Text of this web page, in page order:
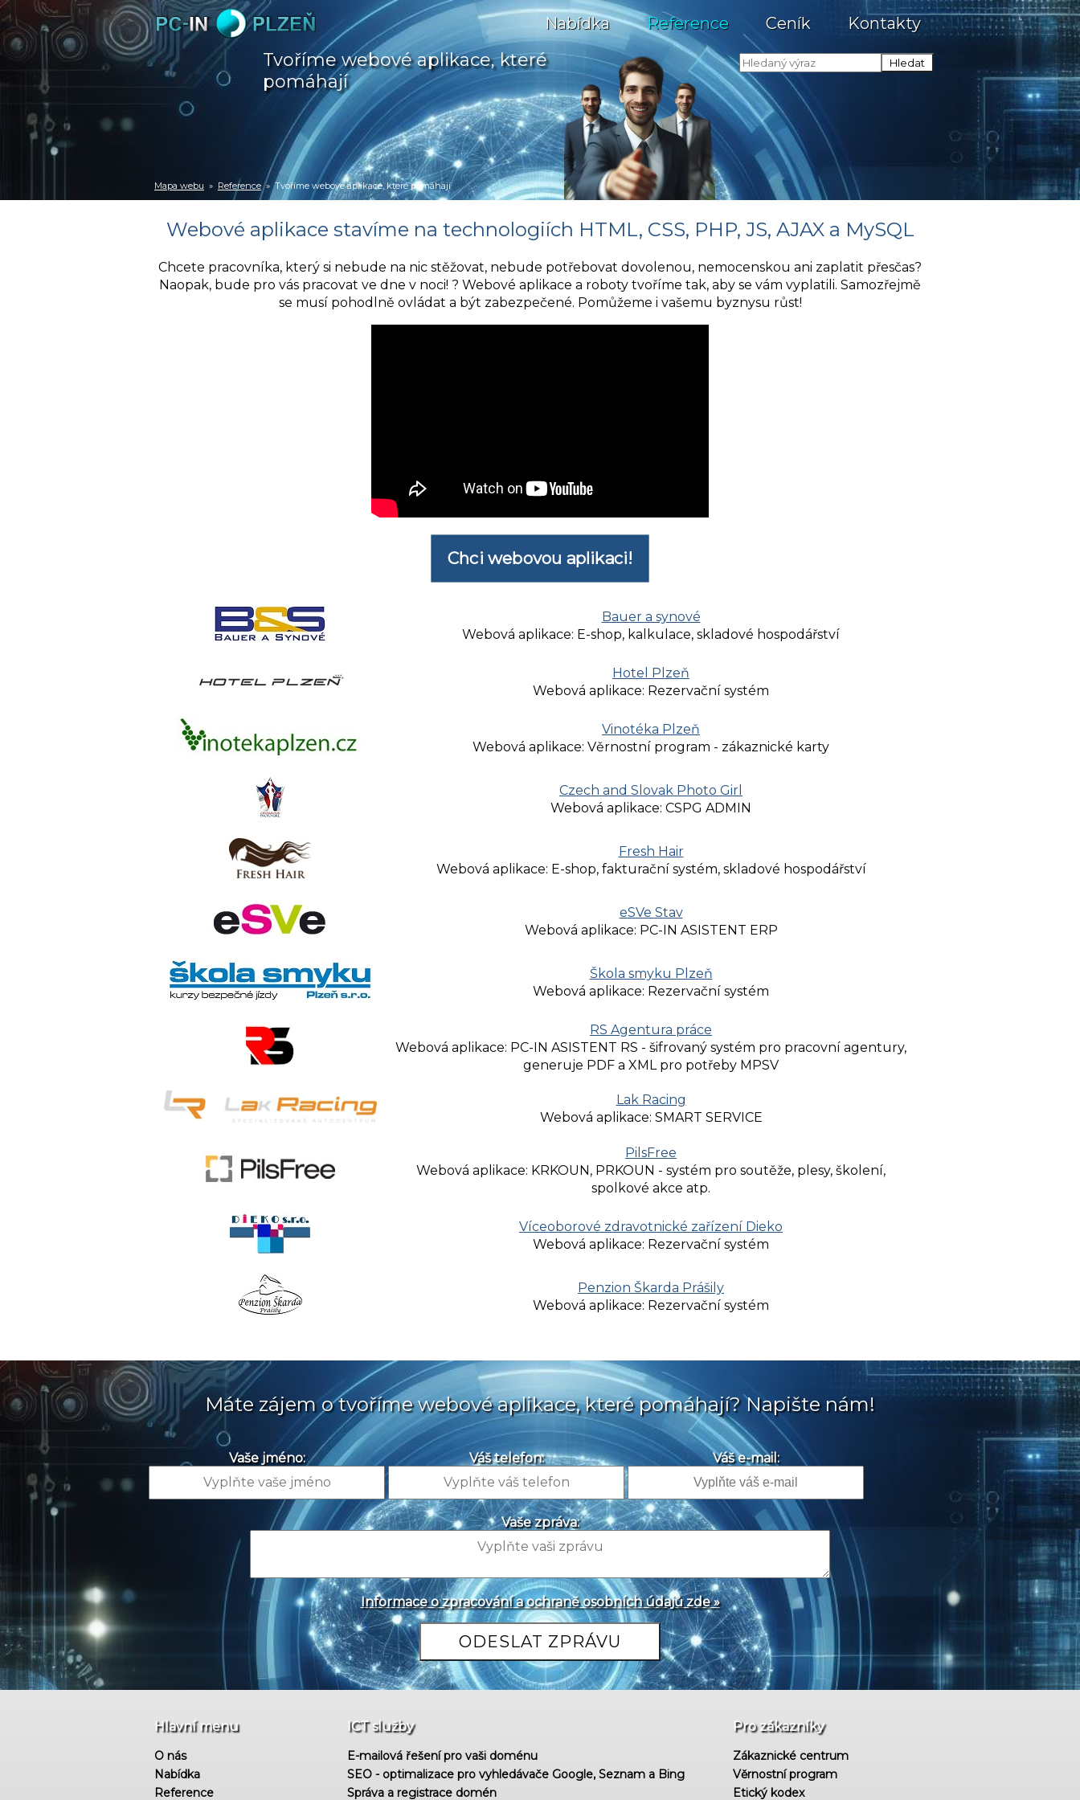
Nabídka Reference Ceník Kontakty
Tvoříme webové aplikace, které
pomáhají
Mapa webu » Reference» Tvoříme webové aplikace, které pomáhají
Webové aplikace stavíme na technologiích HTML, CSS, PHP, JS, AJAX a MySQL
Chcete pracovníka, který si nebude na nic stěžovat, nebude potřebovat dovolenou, nemocenskou ani zaplatit přesčas?
Naopak, bude pro vás pracovat ve dne v noci! ? Webové aplikace a roboty tvoříme tak, aby se vám vyplatili. Samozřejmě
se musí pohodlně ovládat a být zabezpečené. Pomůžeme i vašemu byznysu růst!
Chci webovou aplikaci!
Bauer a synové
Webová aplikace: E-shop, kalkulace, skladové hospodářství
Hotel Plzeň
Webová aplikace: Rezervační systém
Vinotéka Plzeň
Webová aplikace: Věrnostní program - zákaznické karty
Czech and Slovak Photo Girl
Webová aplikace: CSPG ADMIN
Fresh Hair
Webová aplikace: E-shop, fakturační systém, skladové hospodářství
eSVe Stav
Webová aplikace: PC-IN ASISTENT ERP
Škola smyku Plzeň
Webová aplikace: Rezervační systém
RS Agentura práce
Webová aplikace: PC-IN ASISTENT RS - šifrovaný systém pro pracovní agentury,
generuje PDF a XML pro potřeby MPSV
Lak Racing
Webová aplikace: SMART SERVICE
PilsFree
Webová aplikace: KRKOUN, PRKOUN - systém pro soutěže, plesy, školení,
spolkové akce atp.
Víceoborové zdravotnické zařízení Dieko
Webová aplikace: Rezervační systém
Penzion Škarda Prášily
Webová aplikace: Rezervační systém
Máte zájem o tvoříme webové aplikace, které pomáhají? Napište nám!
Vaše jméno: Váš telefon: Váš e-mail:
Vaše zpráva:
Informace o zpracování a ochraně osobních údajů zde »
Hlavní menu
O nás
Nabídka
Reference
ICT služby
E-mailová řešení pro vaši doménu
SEO - optimalizace pro vyhledávače Google, Seznam a Bing
Správa a registrace domén
Pro zákazníky
Zákaznické centrum
Věrnostní program
Etický kodex